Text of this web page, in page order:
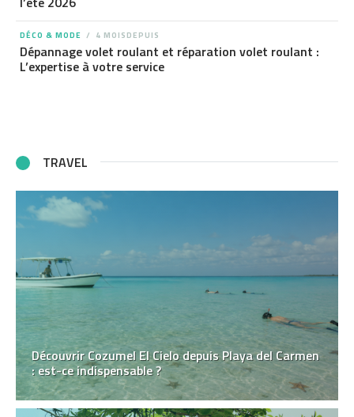
DÉCO & MODE 4 MOISDEPUIS
Dépannage volet roulant et réparation volet roulant :
L’expertise à votre service
TRAVEL
Découvrir Cozumel El Cielo depuis Playa del Carmen
: est-ce indispensable ?